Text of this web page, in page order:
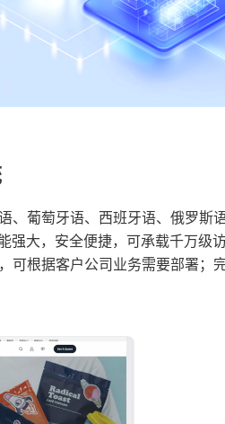
、葡萄牙语、西班牙语、俄罗斯
强大，安全便捷，可承载千万级
可根据客户公司业务需要部署；